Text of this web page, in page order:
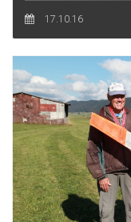
17.10.16